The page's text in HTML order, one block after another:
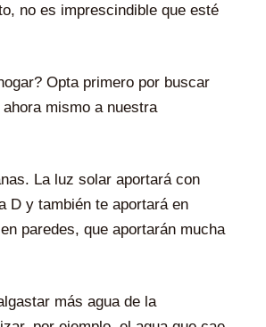
no es imprescindible que esté
Opta primero por buscar
mismo a nuestra
La luz solar aportará con
D y también te aportará en
paredes, que aportarán mucha
más agua de la